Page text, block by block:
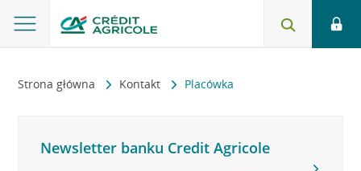
Strona główna Kontakt Placówka
Newsletter banku Credit Agricole